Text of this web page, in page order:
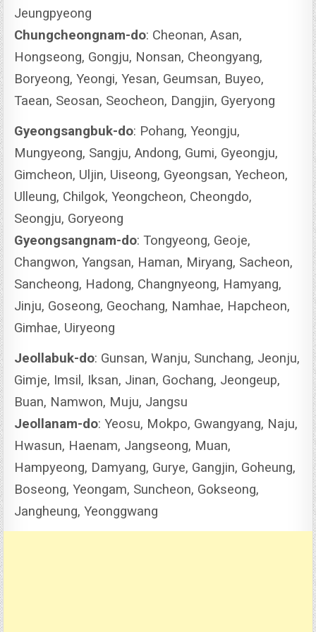
Jeungpyeong
Chungcheongnam-do: Cheonan, Asan,
Hongseong, Gongju, Nonsan, Cheongyang,
Boryeong, Yeongi, Yesan, Geumsan, Buyeo,
Taean, Seosan, Seocheon, Dangjin, Gyeryong
Gyeongsangbuk-do: Pohang, Yeongju,
Mungyeong, Sangju, Andong, Gumi, Gyeongju,
Gimcheon, Uljin, Uiseong, Gyeongsan, Yecheon,
Ulleung, Chilgok, Yeongcheon, Cheongdo,
Seongju, Goryeong
Gyeongsangnam-do: Tongyeong, Geoje,
Changwon, Yangsan, Haman, Miryang, Sacheon,
Sancheong, Hadong, Changnyeong, Hamyang,
Jinju, Goseong, Geochang, Namhae, Hapcheon,
Gimhae, Uiryeong
Jeollabuk-do: Gunsan, Wanju, Sunchang, Jeonju,
Gimje, Imsil, Iksan, Jinan, Gochang, Jeongeup,
Buan, Namwon, Muju, Jangsu
Jeollanam-do: Yeosu, Mokpo, Gwangyang, Naju,
Hwasun, Haenam, Jangseong, Muan,
Hampyeong, Damyang, Gurye, Gangjin, Goheung,
Boseong, Yeongam, Suncheon, Gokseong,
Jangheung, Yeonggwang